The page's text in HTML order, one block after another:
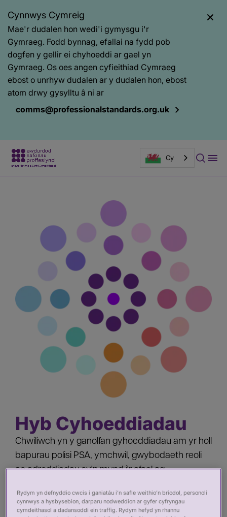
Cynnwys Cymreig
Mae'r dudalen hon wedi'i gymysgu i'r
Gymraeg. Fodd bynnag, efallai na fydd pob
dogfen y gellir ei chyhoeddi ar gael yn
Gymraeg. Os oes angen cyfieithiad Cymraeg
ebost o unrhyw dudalen ar y dudalen hon, ebost
atom drwy gysylltu â ni ar
comms@professionalstandards.org.uk
Cy
Hyb Cyhoeddiadau
Chwiliwch yn y ganolfan gyhoeddiadau am yr holl
bapurau polisi PSA, ymchwil, gwybodaeth reoli
ac adroddiadau sy'n mynd i'r afael ag
Mae hwn yn cael ei ddiweddaru'n rheolaidd.
Rydym yn defnyddio cwcis i ganiatáu i’n safle weithio’n briodol, personoli
cynnwys a hysbysebion, darparu nodweddion ar gyfer cyfryngau
cymdeithasol a dadansoddi ein traffig. Rydym hefyd yn rhannu